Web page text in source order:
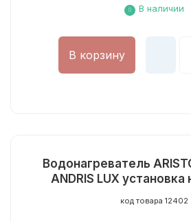
В наличии
В корзину
Водонагреватель
ANDRIS LUX
код товара 12402